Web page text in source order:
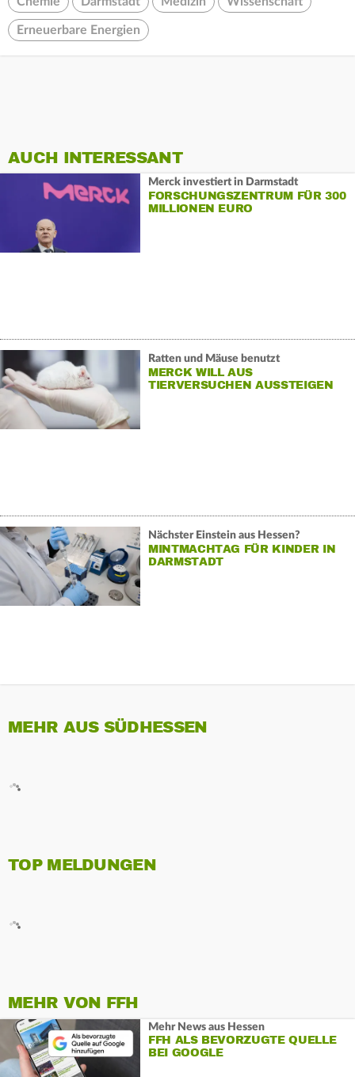
Erneuerbare Energien
AUCH INTERESSANT
Merck investiert in Darmstadt
FORSCHUNGSZENTRUM FÜR 300
MILLIONEN EURO
Ratten und Mäuse benutzt
MERCK WILL AUS
TIERVERSUCHEN AUSSTEIGEN
Nächster Einstein aus Hessen?
MINTMACHTAG FÜR KINDER IN
DARMSTADT
MEHR AUS SÜDHESSEN
TOP MELDUNGEN
MEHR VON FFH
Mehr News aus Hessen
FFH ALS BEVORZUGTE QUELLE
BEI GOOGLE